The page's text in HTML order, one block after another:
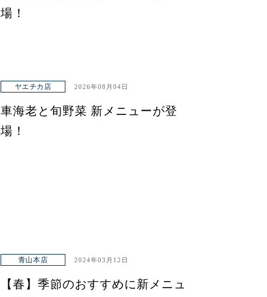
場！
ヤエチカ店 2026年08月04日
車海老と旬野菜 新メニューが登
場！
青山本店 2024年03月12日
【春】季節のおすすめに新メニュ